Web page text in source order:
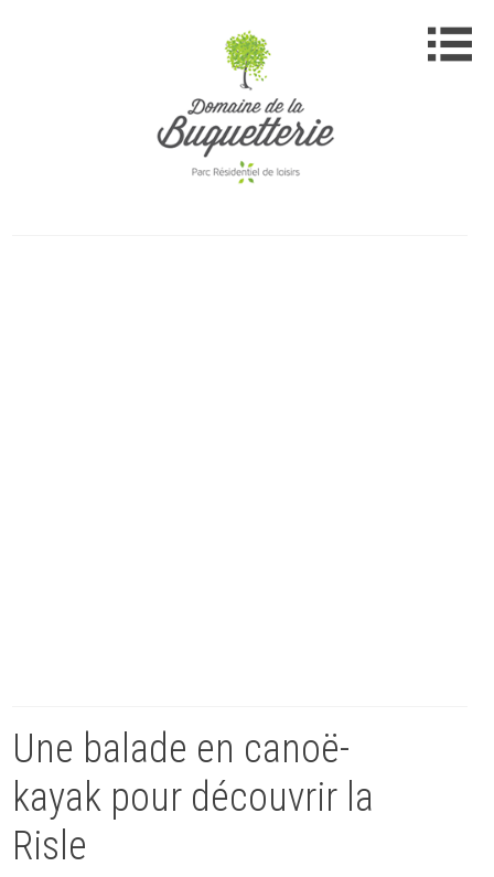
Une balade en canoë-
kayak pour découvrir la
Risle